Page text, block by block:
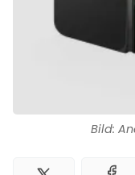
Bild: